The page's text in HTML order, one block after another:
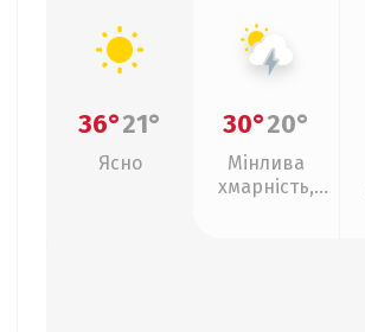
36°21°
Ясно
30°20°
Мінлива
хмарність,